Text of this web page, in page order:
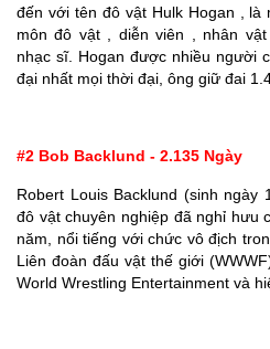
đến với tên đô vật Hulk Hogan ,
môn đô vật , diễn viên , nhân
nhạc sĩ. Hogan được nhiều người
đại nhất mọi thời đại, ông giữ đai
#2 Bob Backlund - 2.135 Ngày
Robert Louis Backlund (sinh
đô vật chuyên nghiệp đã nghỉ
năm, nổi tiếng với chức vô địch
Liên đoàn đấu vật thế giới
World Wrestling Entertainment và